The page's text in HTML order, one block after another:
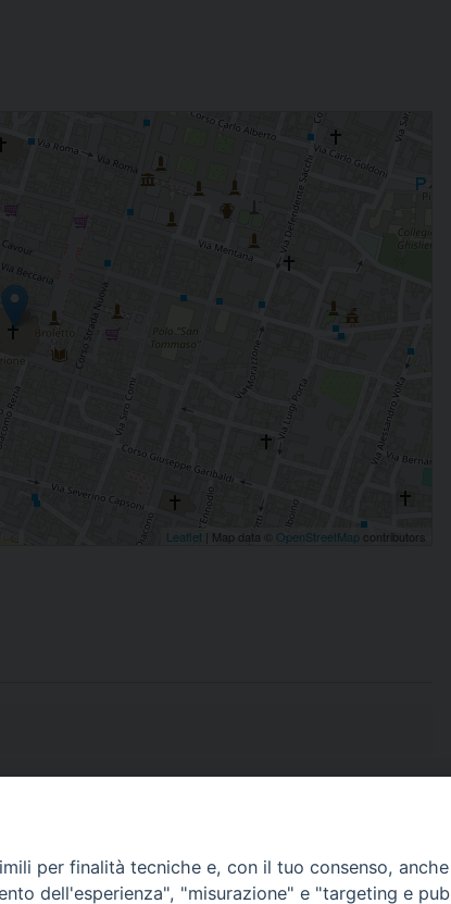
Leaflet | Map data © OpenStreetMap contributors
per finalità tecniche e, con il tuo consenso,
dell'esperienza", "misurazione" e "targeting e